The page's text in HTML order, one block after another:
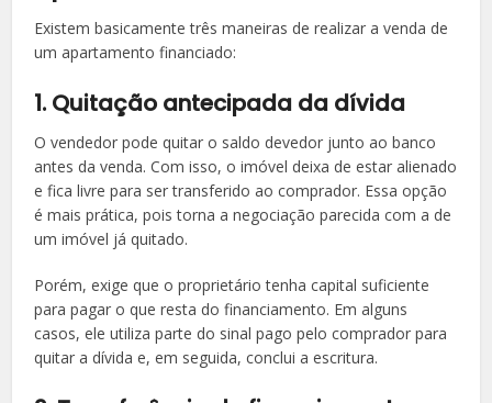
Existem basicamente três maneiras de realizar a venda de
um apartamento financiado:
1. Quitação antecipada da dívida
O vendedor pode quitar o saldo devedor junto ao banco
antes da venda. Com isso, o imóvel deixa de estar alienado
e fica livre para ser transferido ao comprador. Essa opção
é mais prática, pois torna a negociação parecida com a de
um imóvel já quitado.
Porém, exige que o proprietário tenha capital suficiente
para pagar o que resta do financiamento. Em alguns
casos, ele utiliza parte do sinal pago pelo comprador para
quitar a dívida e, em seguida, conclui a escritura.